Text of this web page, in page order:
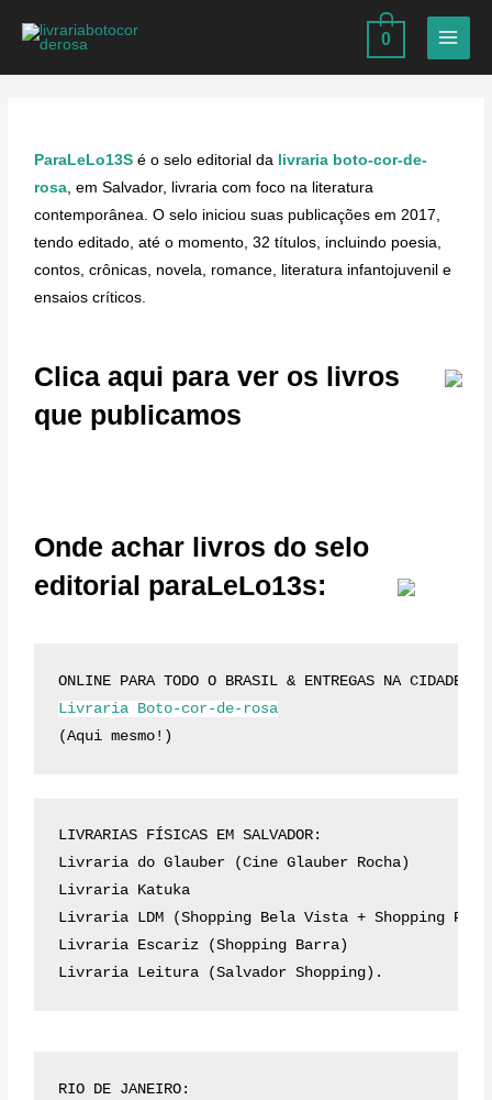
0
ParaLeLo13S é o selo editorial da livraria boto-cor-de-
rosa, em Salvador, livraria com foco na literatura
contemporânea. O selo iniciou suas publicações em 2017,
tendo editado, até o momento, 32 títulos, incluindo poesia,
contos, crônicas, novela, romance, literatura infantojuvenil e
ensaios críticos.
Clica aqui para ver os livros
que publicamos
Onde achar livros do selo
editorial paraLeLo13s:
ONLINE PARA TODO O BRASIL & ENTREGAS NA CIDADE DE
Livraria Boto-cor-de-rosa
(Aqui mesmo!)
LIVRARIAS FÍSICAS EM SALVADOR:
Livraria do Glauber (Cine Glauber Rocha)
Livraria Katuka
Livraria LDM (Shopping Bela Vista + Shopping
Livraria Escariz (Shopping Barra)
Livraria Leitura (Salvador Shopping).
RIO DE JANEIRO: